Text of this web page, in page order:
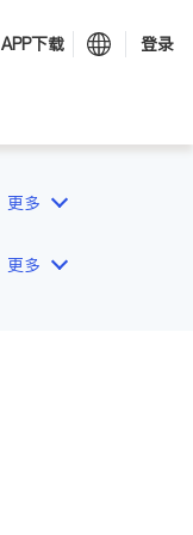
APP下载 登录
更多
更多